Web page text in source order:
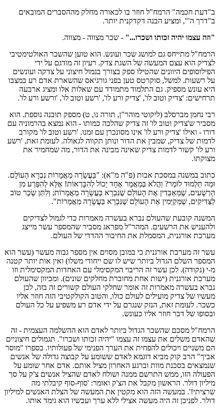
ב"דעת חכמה" הרמח"ל חוזר בו לכאורה מחלק מההסברים המובאים
ב"דרך ה'", ומציע הבנה דקדקנית יותר.
"וזה עצמו יהיה זכותו ושכרו..." - שכר מצווה - מצווה.
הרמח"ל מתייחס גם למושג שכר ועונש. הוא טוען שהשכר האולטימטיבי
לצדיק הוא עצם המעשה של השגת צדק. רעיון זה מודגם על ידי
הפילוסופים היוונים שהטילו ספק בצורך בגמול חיצוני על צדקה ועונשים
על רשעות. למשל, סוקרטס טען בפני גורגיאס שהשארת אדם רע במצבו
היא עונש מספיק. גם התלמוד מתמודד עם שאלות אלו ומציג ארבעה
תרחישים: 'צדיק וטוב לו', 'צדיק ורע לו', 'רשע וטוב לו', 'ורשע ורע לו'.
רבי נחמן מברסלב (ליקוטי מוהר"ן, תורה נו, ט) מספק תובנה נוספת. הוא
מסביר ש'צדיק וטוב לו' זה צדיק שהלכה כמותו - הוא נמצא בהרמוניה עם
דורו - ואילו 'צדיק ורע לו' אינו מסונכרן עם זמנו. 'רשע וטוב לו' מקורב
לדמות של צדיק, שמבין את הדור ונותן תקווה לגאולה. לעומת זאת, 'רשע
ורע לו' קשור לדמות צדיק שאינה מבינה את הדור, מה שמחמיר את
מצוקתו.
כתוב במשנה במסכת אבות (פ"ה מ"א): "בַּעֲשָׂרָה מַאֲמָרוֹת נִבְרָא הָעוֹלָם.
וּמַה תַּלְמוּד לוֹמַר? וַהֲלֹא בְּמַאֲמָר אֶחָד יָכוֹל לְהִבָּרְאוֹת! אֶלָּא לְהִפָּרַע מִן
הָרְשָׁעִים, שֶׁמְּאַבְּדִין אֶת הָעוֹלָם שֶׁנִּבְרָא בַּעֲשָׂרָה מַאֲמָרוֹת; וְלִתֵּן שָׂכָר טוֹב
לַצַּדִּיקִים, שֶׁמְּקַיְּמִין אֶת הָעוֹלָם שֶׁנִּבְרָא בַּעֲשָׂרָה מַאֲמָרוֹת".
המשנה קובעת שהעולם נברא בעשרה מאמרות כדי לגמול לצדיקים
ולהעניש את הרשעים. המהר"ל מפראג מסביר שהמספר עשר מייצג
מערכת אורגנית, המסמלת את החיבור ההדדי של העולם.
עשר זה מערכת אורגנית כי במובן מסוים אין מספר גבוה מעשר (עשר הוא
המספר השלם הגדול ביותר שיש לו שם ייחודי משלו) ואין אות יותר קטנה
מ-י (נקודה). לכן עשר זה הריבוי המקסימלי עם האחדות המקסימלית וזו
מערכת אורגנית (ישות אחת מחוברת מחלקים שונים). ומכיוון שהעולם
נברא בעשרה מאמרות זה אומר שחלקי העולם קשורים זה בזה, לכן
מעשיו של צדיק מועילים לעולם כולו, והטוב הקולקטיבי הזה חוזר אליו
כשכר. לעומת זאת, הנזק שנגרם על ידי אדם רע משפיע על כל העולם
ובסופו של דבר חוזר אליו כעונש.
הרמח"ל מסכם שהשכר הגדול ביותר לאדם הוא ההשלמה העצמית - זה
שהאדם משלים את עצמו זה עצמו "יהיה זכותו ושכרו". תגמולים חיצוניים
הם משניים ויכולים להפחית את הערך הפנימי של פעולותיו. בספרו "מוסר
אביך" הרב קוק מביא דוגמא לאדם ששומע על קבוצה גדולה של אנשים
שנמצאים בסכנת מוות וברגע האחרון מציל אותם. אדם אחר שומע על
הפעולה הזו, ממש התרשם ממנה ושולח לאדם שהציל אנשים צ'ק על סך
מיליון דולר. הראשון מקבל את הצ'ק ואומר: 'סוף-סוף קיבלתי מה
שרציתי!'. במעשה הזה הוא מקטין את המעשה של הצלת האנשים למיליון
דולר. לפניכן זה היה מעשה אצילי ללא ערך ועכשיו הוא גימד אותו.